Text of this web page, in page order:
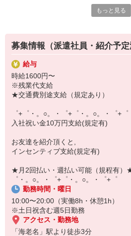
スマホの裏ワザを学べるチャンス♪
￣￣￣￣￣￣￣￣￣￣￣
▼オフィスワーク
事務、経理、データ入力、コールセ
▼工場・製造・軽作業系
機械/食品製造・梱包・仕分け・加工
▼美容系
眉毛サロンのアイブロウ・ネイリス
▼営業・販売
法人営業・アパレル販売・個別指導
▼人気案件も多数♪
短期・期間限定・オープニング・官
上場/優良/大手企業など
【スマホ面接実施中】
￣￣￣￣￣￣￣￣￣
自宅に居ながらスマホでカンタン面接
オンライン面談なのでスピード対応。
満足度◎
■携帯やインターネット販売業務
docomo(ドコモ)/au(エーユー)・KDDI/
の大手キャリアから
ワイモバイル(Y!mobille)、楽天モバイ
広く紹介可能♪
もっと見る
募集情報（派遣社員・紹介予定
給与
時給1600円〜
※残業代支給
★交通費別途支給（規定あり）
゜+゜・。○。・゜+゜・。○。・゜+゜
入社祝い金10万円支給(規定有)
お友達を紹介頂くと,
インセンティブ支給(規定有)
★月2回払い・週払い可能（規程有）
゜・。○。・゜+゜・。○。・゜+゜
勤務時間・曜日
10:00〜20:00（実働8h・休憩1h）
※土日祝含む週5日勤務
アクセス・勤務地
「海老名」駅より徒歩3分